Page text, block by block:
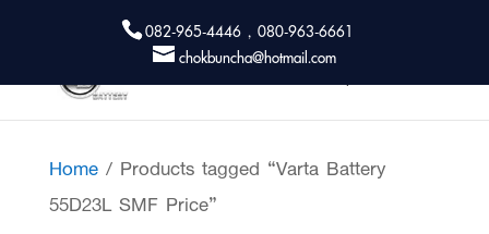
082-965-4446 , 080-963-6661
chokbuncha@hotmail.com
Home/ Products tagged “Varta Battery
55D23L SMF Price”